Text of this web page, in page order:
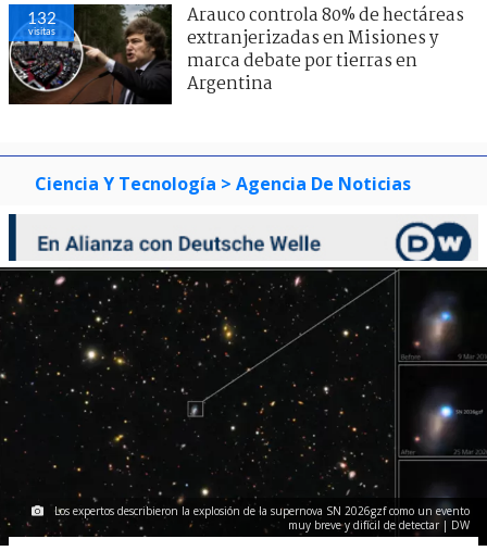
132
visitas
Arauco controla 80% de hectáreas
extranjerizadas en Misiones y
marca debate por tierras en
Argentina
Ciencia Y Tecnología > Agencia De Noticias
Los expertos describieron la explosión de la supernova SN 2026gzf como un evento
muy breve y difícil de detectar | DW